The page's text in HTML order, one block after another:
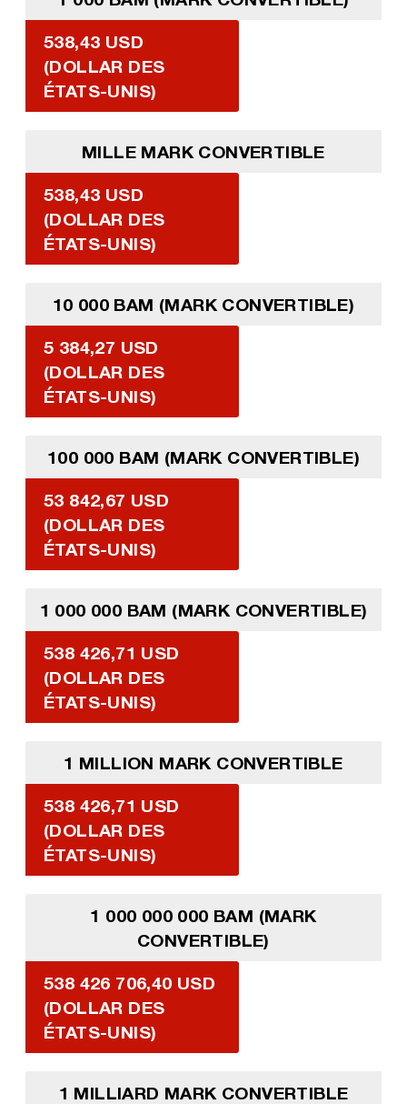
538,43 USD
(DOLLAR DES
ÉTATS-UNIS)
MILLE MARK CONVERTIBLE
538,43 USD
(DOLLAR DES
ÉTATS-UNIS)
10 000 BAM (MARK CONVERTIBLE)
5 384,27 USD
(DOLLAR DES
ÉTATS-UNIS)
100 000 BAM (MARK CONVERTIBLE)
53 842,67 USD
(DOLLAR DES
ÉTATS-UNIS)
1 000 000 BAM (MARK CONVERTIBLE)
538 426,71 USD
(DOLLAR DES
ÉTATS-UNIS)
1 MILLION MARK CONVERTIBLE
538 426,71 USD
(DOLLAR DES
ÉTATS-UNIS)
1 000 000 000 BAM (MARK
CONVERTIBLE)
538 426 706,40 USD
(DOLLAR DES
ÉTATS-UNIS)
1 MILLIARD MARK CONVERTIBLE